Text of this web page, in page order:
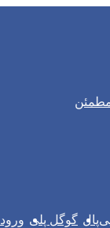
مطمئن
گوگل پلی ورود